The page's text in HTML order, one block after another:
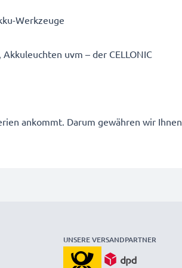
Werkzeuge
uvm – der CELLONIC
ankommt. Darum gewähren wir Ihnen
UNSERE VERSANDPARTNER